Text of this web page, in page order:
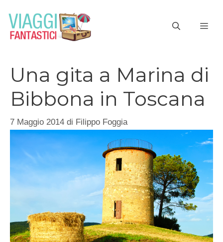
contenuto
Una gita a Marina di
Bibbona in Toscana
7 Maggio 2014 di Filippo Foggia